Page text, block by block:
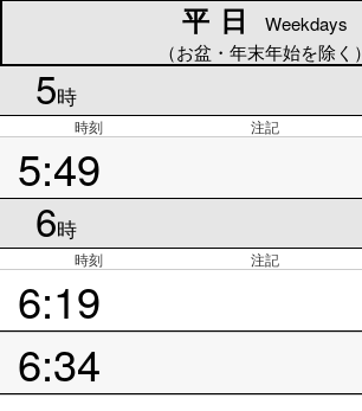
平日
Weekdays
（お盆・年末年始を除く）
5時
時刻 注記
5:49
6時
時刻 注記
6:19
6:34